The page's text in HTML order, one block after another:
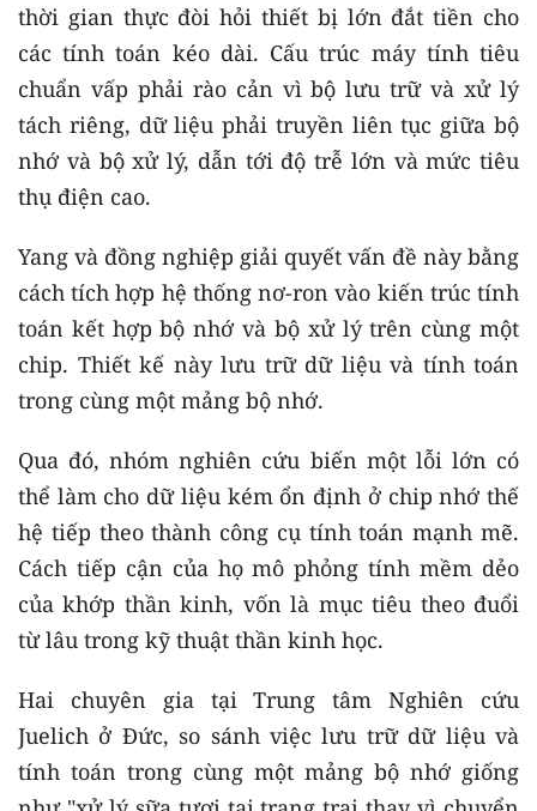
thời gian thực đòi hỏi thiết bị lớn đắt tiền cho
các tính toán kéo dài. Cấu trúc máy tính tiêu
chuẩn vấp phải rào cản vì bộ lưu trữ và xử lý
tách riêng, dữ liệu phải truyền liên tục giữa bộ
nhớ và bộ xử lý, dẫn tới độ trễ lớn và mức tiêu
thụ điện cao.
Yang và đồng nghiệp giải quyết vấn đề này bằng
cách tích hợp hệ thống nơ-ron vào kiến trúc tính
toán kết hợp bộ nhớ và bộ xử lý trên cùng một
chip. Thiết kế này lưu trữ dữ liệu và tính toán
trong cùng một mảng bộ nhớ.
Qua đó, nhóm nghiên cứu biến một lỗi lớn có
thể làm cho dữ liệu kém ổn định ở chip nhớ thế
hệ tiếp theo thành công cụ tính toán mạnh mẽ.
Cách tiếp cận của họ mô phỏng tính mềm dẻo
của khớp thần kinh, vốn là mục tiêu theo đuổi
từ lâu trong kỹ thuật thần kinh học.
Hai chuyên gia tại Trung tâm Nghiên cứu
Juelich ở Đức, so sánh việc lưu trữ dữ liệu và
tính toán trong cùng một mảng bộ nhớ giống